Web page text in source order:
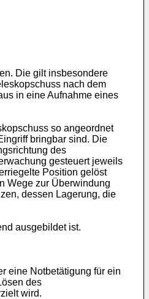
Die gilt insbesondere
nach dem
in eine Aufnahme eines
so angeordnet
bringbar sind. Die
des
gesteuert jeweils
Position gelöst
Wege zur Überwindung
dessen Lagerung, die
ausgebildet ist.
eine Notbetätigung für ein
des
wird.